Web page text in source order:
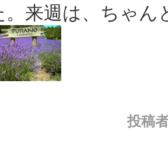
。来週は、ちゃん
投稿